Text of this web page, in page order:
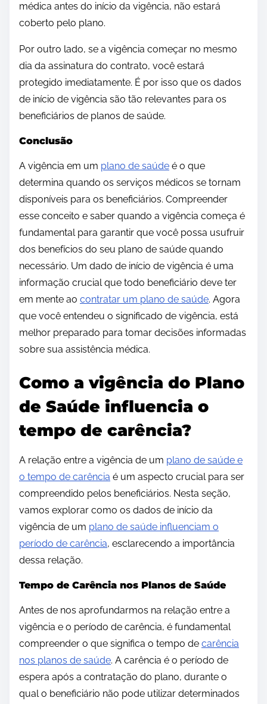
médica antes do início da vigência, não estará
coberto pelo plano.
Por outro lado, se a vigência começar no mesmo
dia da assinatura do contrato, você estará
protegido imediatamente. É por isso que os dados
de início de vigência são tão relevantes para os
beneficiários de planos de saúde.
Conclusão
A vigência em um plano de saúde é o que
determina quando os serviços médicos se tornam
disponíveis para os beneficiários. Compreender
esse conceito e saber quando a vigência começa é
fundamental para garantir que você possa usufruir
dos benefícios do seu plano de saúde quando
necessário. Um dado de início de vigência é uma
informação crucial que todo beneficiário deve ter
em mente ao contratar um plano de saúde. Agora
que você entendeu o significado de vigência, está
melhor preparado para tomar decisões informadas
sobre sua assistência médica.
Como a vigência do Plano
de Saúde influencia o
tempo de carência?
A relação entre a vigência de um plano de saúde e
o tempo de carência é um aspecto crucial para ser
compreendido pelos beneficiários. Nesta seção,
vamos explorar como os dados de início da
vigência de um plano de saúde influenciam o
período de carência, esclarecendo a importância
dessa relação.
Tempo de Carência nos Planos de Saúde
Antes de nos aprofundarmos na relação entre a
vigência e o período de carência, é fundamental
compreender o que significa o tempo de carência
nos planos de saúde. A carência é o período de
espera após a contratação do plano, durante o
qual o beneficiário não pode utilizar determinados